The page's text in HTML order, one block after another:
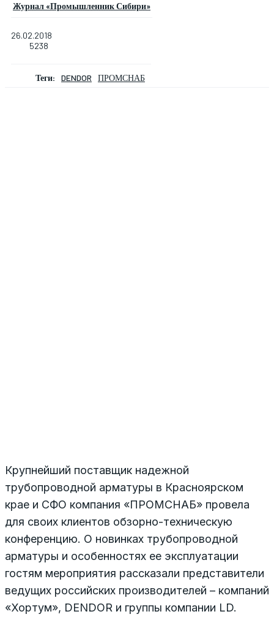
Журнал «Промышленник Сибири»
26.02.2018
5238
Теги: DENDOR ПРОМСНАБ
Крупнейший поставщик надежной
трубопроводной арматуры в Красноярском
крае и СФО компания «ПРОМСНАБ» провела
для своих клиентов обзорно-техническую
конференцию. О новинках трубопроводной
арматуры и особенностях ее эксплуатации
гостям мероприятия рассказали представители
ведущих российских производителей – компаний
«Хортум», DENDOR и группы компании LD.